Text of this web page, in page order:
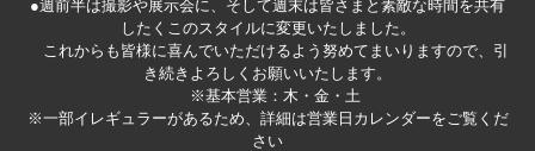
●週前半は撮影や展示会に、そして週末は皆さまと素敵な時間を共有
したくこのスタイルに変更いたしました。
これからも皆様に喜んでいただけるよう努めてまいりますので、引
き続きよろしくお願いいたします。
※基本営業：木・金・土
※一部イレギュラーがあるため、詳細は営業日カレンダーをご覧くだ
さい